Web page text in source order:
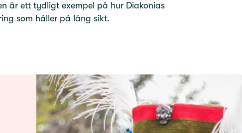
är ett tydligt exempel på hur Diakonias
som håller på lång sikt.